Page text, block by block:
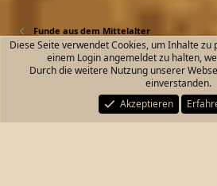
Funde aus dem Mittelalter
Kontakt Nutzungsbedingungen
Start
R
S
Community platform by XenForo® © 2010-2026
Diese Seite verwendet Cookies, um Inhalte
einem Login angemeldet zu halten,
Durch die weitere Nutzung unserer
einverstanden.
Akzeptieren